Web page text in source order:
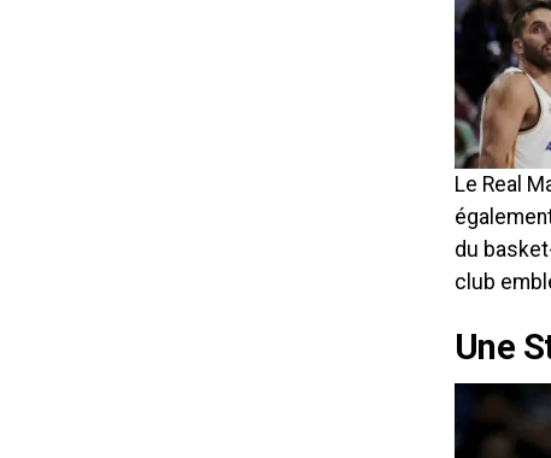
Le Real
du
club
Une